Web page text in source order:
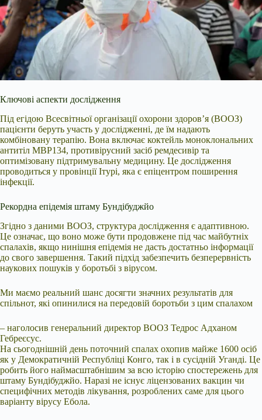
Ключові аспекти дослідження
Під егідою Всесвітньої організації охорони здоров’я (ВООЗ)
пацієнти беруть участь у дослідженні, де їм надають
комбіновану терапію. Вона включає коктейль моноклональних
антитіл MBP134, противірусний засіб ремдесивір та
оптимізовану підтримувальну медицину. Це дослідження
проводиться у провінції Ітурі, яка є епіцентром поширення
інфекції.
Рекордна епідемія штаму Бундібуджйо
Згідно з даними ВООЗ, структура дослідження є адаптивною.
Це означає, що воно може бути продовжене під час майбутніх
спалахів, якщо нинішня епідемія не дасть достатньо інформації
до свого завершення. Такий підхід забезпечить безперервність
наукових пошуків у боротьбі з вірусом.
Ми маємо реальний шанс досягти значних результатів для
спільнот, які опинилися на передовій боротьби з цим спалахом
– наголосив генеральний директор ВООЗ Тедрос Адханом
Гебреєсус.
На сьогоднішній день поточний спалах охопив майже 1600 осіб
як у Демократичній Республіці Конго, так і в сусідній Уганді. Це
робить його наймасштабнішим за всю історію спостережень для
штаму Бундібуджйо. Наразі не існує ліцензованих вакцин чи
специфічних методів лікування, розроблених саме для цього
варіанту вірусу Ебола.